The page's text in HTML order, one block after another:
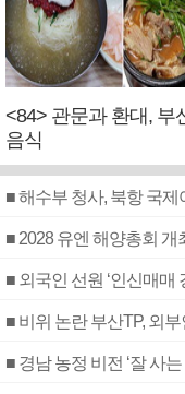
<84> 관문과 환대, 부
음식
■ 해수부 청사, 북항 국
■ 2028 유엔 해양총회 개
■ 외국인 선원 ‘인신매
■ 비위 논란 부산TP, 외
■ 경남 농정 비전 ‘잘 사